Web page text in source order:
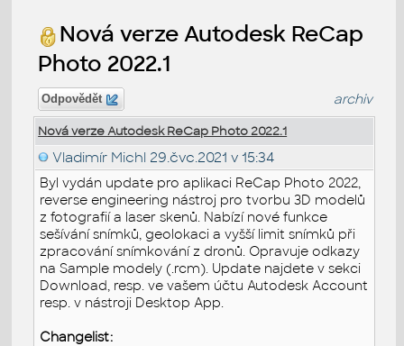
Nová verze Autodesk ReCap
Photo 2022.1
Odpovědět archiv
Nová verze Autodesk ReCap Photo 2022.1
Vladimír Michl 29.čvc.2021 v 15:34
Byl vydán update pro aplikaci ReCap Photo 2022,
reverse engineering nástroj pro tvorbu 3D modelů
z fotografií a laser skenů. Nabízí nové funkce
sešívání snímků, geolokaci a vyšší limit snímků při
zpracování snímkování z dronů. Opravuje odkazy
na Sample modely (.rcm). Update najdete v sekci
Download, resp. ve vašem účtu Autodesk Account
resp. v nástroji Desktop App.
Changelist: